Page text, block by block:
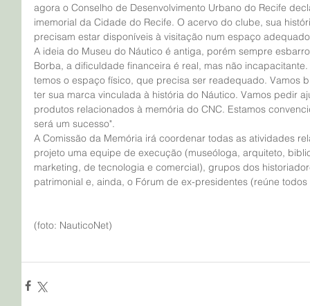
agora o Conselho de Desenvolvimento Urbano do Recife
imemorial da Cidade do Recife. O acervo do clube, sua
precisam estar disponíveis à visitação num espaço
A ideia do Museu do Náutico é antiga, porém sempre
Borba, a dificuldade financeira é real, mas não
temos o espaço físico, que precisa ser readequado. Vamos
ter sua marca vinculada à história do Náutico. Vamos pedir
produtos relacionados à memória do CNC. Estamos
será um sucesso".
A Comissão da Memória irá coordenar todas as atividades
projeto uma equipe de execução (museóloga, arquiteto,
marketing, de tecnologia e comercial), grupos dos
patrimonial e, ainda, o Fórum de ex-presidentes (reúne
(foto: NauticoNet)